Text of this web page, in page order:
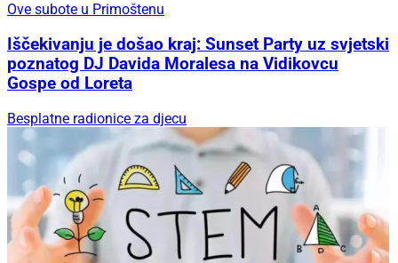
Ove subote u Primoštenu
Iščekivanju je došao kraj: Sunset Party uz svjetski
poznatog DJ Davida Moralesa na Vidikovcu
Gospe od Loreta
Besplatne radionice za djecu